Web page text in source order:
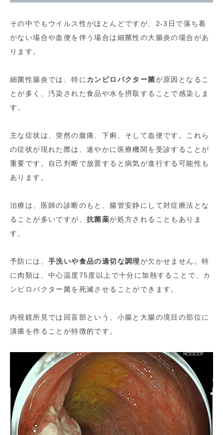
その中でもウイルス性がほとんどですが、2-3日で落ち着
かない場合や血便を伴う場合は細菌性の大腸炎の場合があ
ります。
細菌性腸炎では、特に カンピロバクター菌が原因となるこ
とが多く、汚染された食品や水を摂取することで感染しま
す。
主な症状は、突然の腹痛、下痢、そして血便です。これら
の症状が現れた際は、速やかに医療機関を受診することが
重要です。自己判断で放置すると病気が進行する可能性も
あります。
治療は、医師の診断のもと、腸管安静にして対症療法とな
ることが多いですが、 抗菌薬が処方されることもありま
す。
予防には、 手洗いや食品の適切な調理が欠かせません。特
に肉類は、中心温度75度以上で十分に加熱することで、カ
ンピロバクター菌を死滅させることができます。
内視鏡所見では回盲部という、小腸と大腸の境目の部位に
潰瘍を作ることが特徴的です。